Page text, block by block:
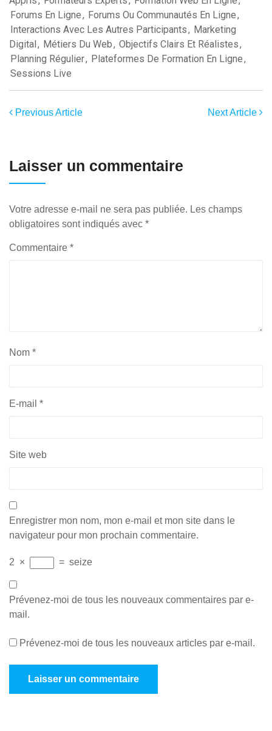
Forums En Ligne, Forums Ou Communautés En Ligne,
Interactions Avec Les Autres Participants, Marketing
Digital, Métiers Du Web, Objectifs Clairs Et Réalistes,
Planning Régulier, Plateformes De Formation En Ligne,
Sessions Live
Previous Article Next Article
Laisser un commentaire
Votre adresse e-mail ne sera pas publiée. Les champs
obligatoires sont indiqués avec *
Commentaire *
Nom *
E-mail *
Site web
Enregistrer mon nom, mon e-mail et mon site dans le
navigateur pour mon prochain commentaire.
2 × = seize
Prévenez-moi de tous les nouveaux commentaires par e-
mail.
Prévenez-moi de tous les nouveaux articles par e-mail.